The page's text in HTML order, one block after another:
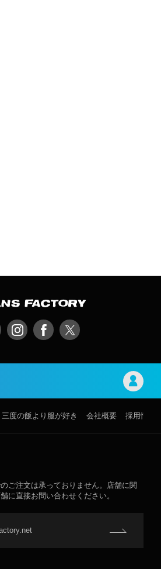
三度の飯より服が好き 会社概要 採用情報
ご注文は承っておりません。店舗に関
に直接お問い合わせください。